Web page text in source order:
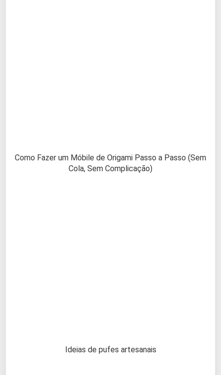
Como Fazer um Móbile de Origami Passo a Passo (Sem
Cola, Sem Complicação)
Ideias de pufes artesanais